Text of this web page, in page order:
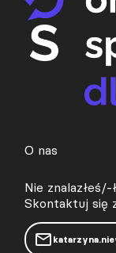
O nas
Nie
Skontaktuj się